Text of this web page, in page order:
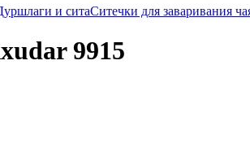
и ситаСитечки для заваривания
9915